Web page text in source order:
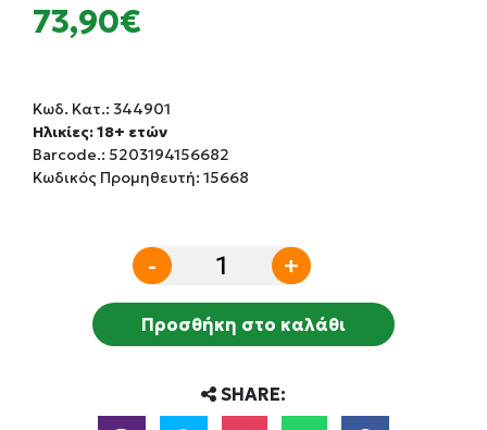
73,90€
Κωδ. Κατ.: 344901
Ηλικίες: 18+ ετών
Barcode.: 5203194156682
Κωδικός Προμηθευτή: 15668
- +
Προσθήκη στο καλάθι
SHARE: